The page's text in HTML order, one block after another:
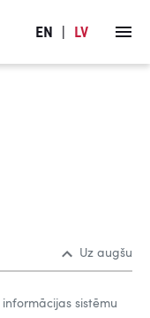
EN LV
Uz augšu
sistēmu